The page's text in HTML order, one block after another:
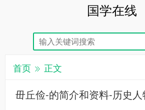
国学在线
首页 正文
毌丘俭-的简介和资料-历史